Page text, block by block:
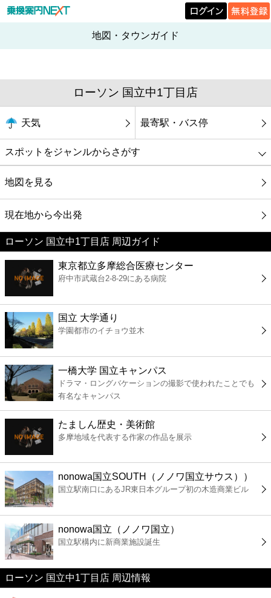
地図・タウンガイド
ローソン 国立中1丁目店
天気 最寄駅・バス停
スポットをジャンルからさがす
グルメ
映画
美容
コンビニ
薬局
スーパー
エンタメ
レジャー
書店
ファミレス
カフェ
ショッピング
地図を見る
現在地から今出発
ローソン 国立中1丁目店 周辺ガイド
東京都立多摩総合医療センター
府中市武蔵台2-8-29にある病院
国立 大学通り
学園都市のイチョウ並木
一橋大学 国立キャンパス
ドラマ・ロングバケーションの撮影で使われたことでも
有名なキャンパス
たましん歴史・美術館
多摩地域を代表する作家の作品を展示
nonowa国立SOUTH（ノノワ国立サウス））
国立駅南口にあるJR東日本グループ初の木造商業ビル
nonowa国立（ノノワ国立）
国立駅構内に新商業施設誕生
ローソン 国立中1丁目店 周辺情報